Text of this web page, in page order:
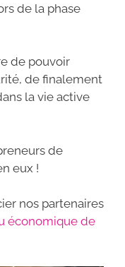
de la phase
de pouvoir
de finalement
la vie active
de
eux !
nos partenaires
économique de